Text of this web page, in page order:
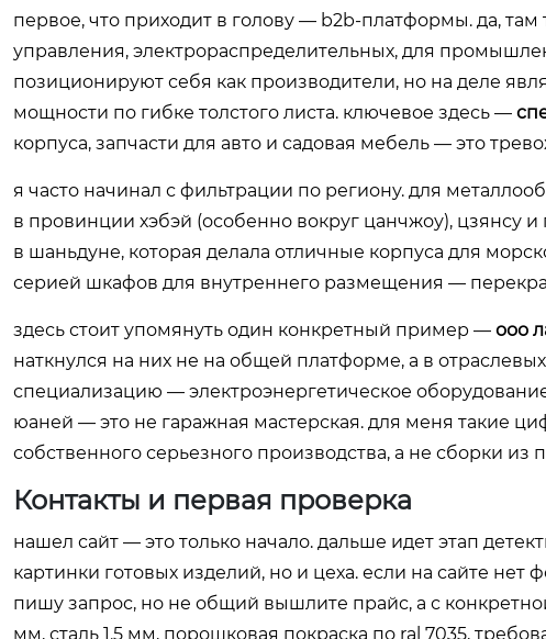
первое, что приходит в голову — b2b-платформы. да,
управления, электрораспределительных, для
позиционируют себя как производители, но на деле
мощности по гибке толстого листа. ключевое здесь —
корпуса, запчасти для авто и садовая мебель — это
я часто начинал с фильтрации по региону. для
в провинции хэбэй (особенно вокруг цанчжоу), цзянсу
в шаньдуне, которая делала отличные корпуса для
серией шкафов для внутреннего размещения —
здесь стоит упомянуть один конкретный пример — ооо
наткнулся на них не на общей платформе, а в отраслевых
специализацию — электроэнергетическое
юаней — это не гаражная мастерская. для меня такие
собственного серьезного производства, а не сборки из
Контакты и первая проверка
нашел сайт — это только начало. дальше идет этап
картинки готовых изделий, но и цеха. если на сайте
пишу запрос, но не общий вышлите прайс, а с
мм, сталь 1.5 мм, порошковая покраска по ral 7035,